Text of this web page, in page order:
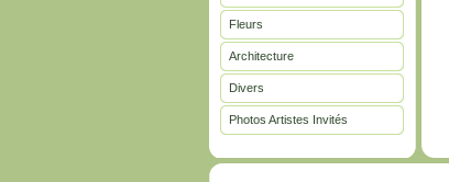
Fleurs
Architecture
Divers
Photos Artistes Invités